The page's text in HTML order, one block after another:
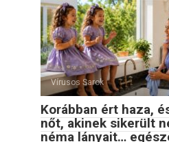
Vírusos Sarok
Korábban ért haza,
nőt, akinek sikerült
néma lányait…